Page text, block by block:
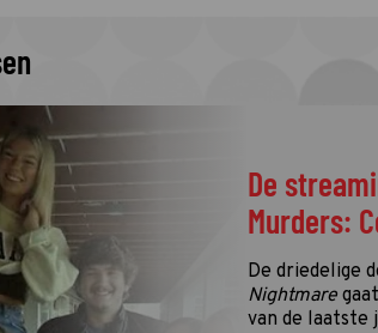
De
Murders:
De driedelige
Nightmare
van de laatste